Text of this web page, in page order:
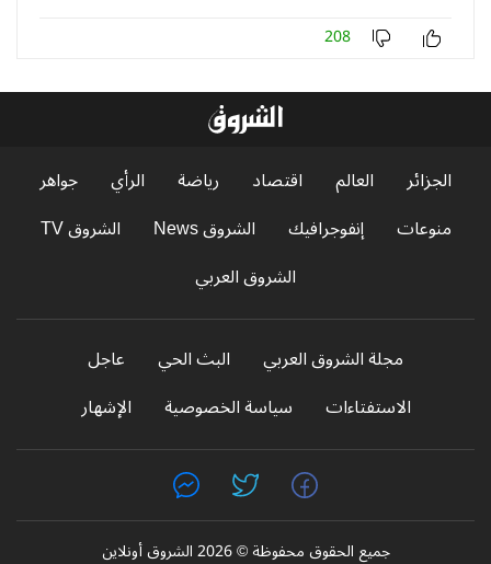
208
الجزائر العالم اقتصاد رياضة الرأي
جواهر
منوعات
إنفوجرافيك الشروق News
الشروق TV
الشروق العربي
مجلة الشروق العربي البث الحي
عاجل
الاستفتاءات
سياسة الخصوصية الإشهار
جميع الحقوق محفوظة © 2026 الشروق أونلاين